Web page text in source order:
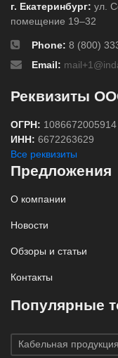
г. Екатеринбург: ул.
помещение 19–32
Phone: 8 (800)
Email:
Реквизиты
ОГРН: 1086672005914
ИНН: 6672263629
Все реквизиты
Предложения
О компании
Новости
Обзоры и статьи
Контакты
Популярные
Кабельная продукция